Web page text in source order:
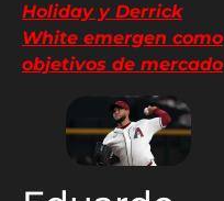
Holiday y Derrick
White emergen como
objetivos de mercado